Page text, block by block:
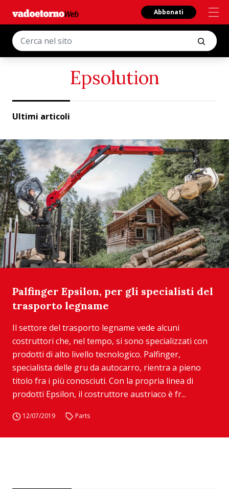
Abbonati
Epsolution
Ultimi articoli
Palfinger Epsilon, per gli specialisti del
trasporto legname
Il settore del trasporto legname vede alcuni
costruttori che, nel tempo, si sono specializzati con
prodotti di alto livello tecnologico. Palfinger,
specialista delle gru da autocarro, rientra a pieno
titolo fra i più conosciuti. Con la propria linea di
prodotti Epsilon, il costruttore austriaco è fr...
12/07/2019 Parts